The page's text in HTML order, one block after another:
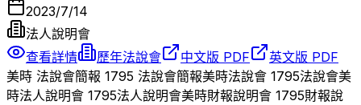
2023/7/14
法人說明會
查看詳情
歷年法說會 中文版 PDF
英文版 PDF
美時 法說會簡報 1795 法說會簡報美時法說會 1795法說會美
時法人說明會 1795法人說明會美時財報說明會 1795財報說